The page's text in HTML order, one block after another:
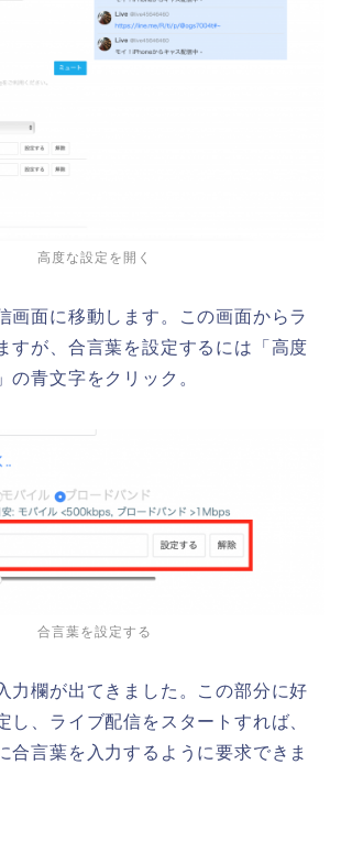
高度な設定を開く
画面に移動します。この画面からラ
すが、合言葉を設定するには「高度
青文字をクリック。
合言葉を設定する
力欄が出てきました。この部分に好
し、ライブ配信をスタートすれば、
合言葉を入力するように要求できま